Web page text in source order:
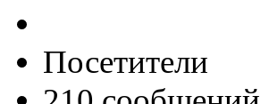
Посетители